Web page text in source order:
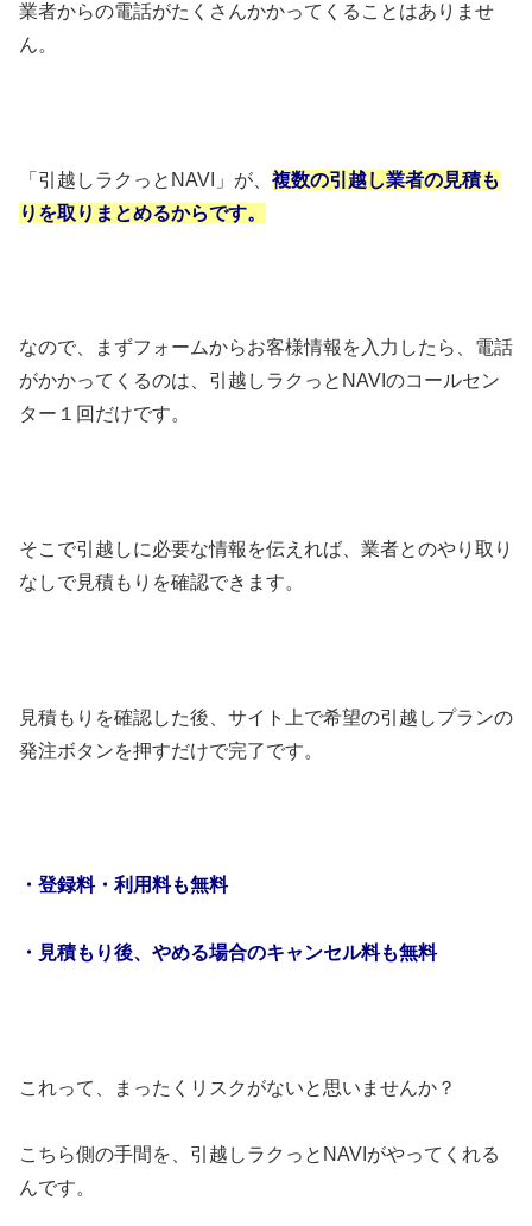
業者からの電話がたくさんかかってくることはありませ
ん。
「引越しラクっとNAVI」が、 複数の引越し業者の見積も
りを取りまとめるからです。
なので、まずフォームからお客様情報を入力したら、電話
がかかってくるのは、引越しラクっとNAVIのコールセン
ター１回だけです。
そこで引越しに必要な情報を伝えれば、業者とのやり取り
なしで見積もりを確認できます。
見積もりを確認した後、サイト上で希望の引越しプランの
発注ボタンを押すだけで完了です。
・登録料・利用料も無料
・見積もり後、やめる場合のキャンセル料も無料
これって、まったくリスクがないと思いませんか？
こちら側の手間を、引越しラクっとNAVIがやってくれる
んです。